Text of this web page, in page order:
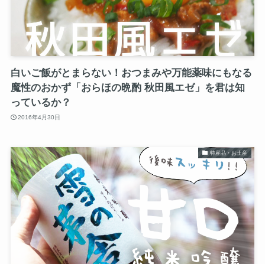
白いご飯がとまらない！おつまみや万能薬味にもなる
魔性のおかず「おらほの晩酌 秋田風エゼ」を君は知
っているか？
2016年4月30日
特産品・お土産